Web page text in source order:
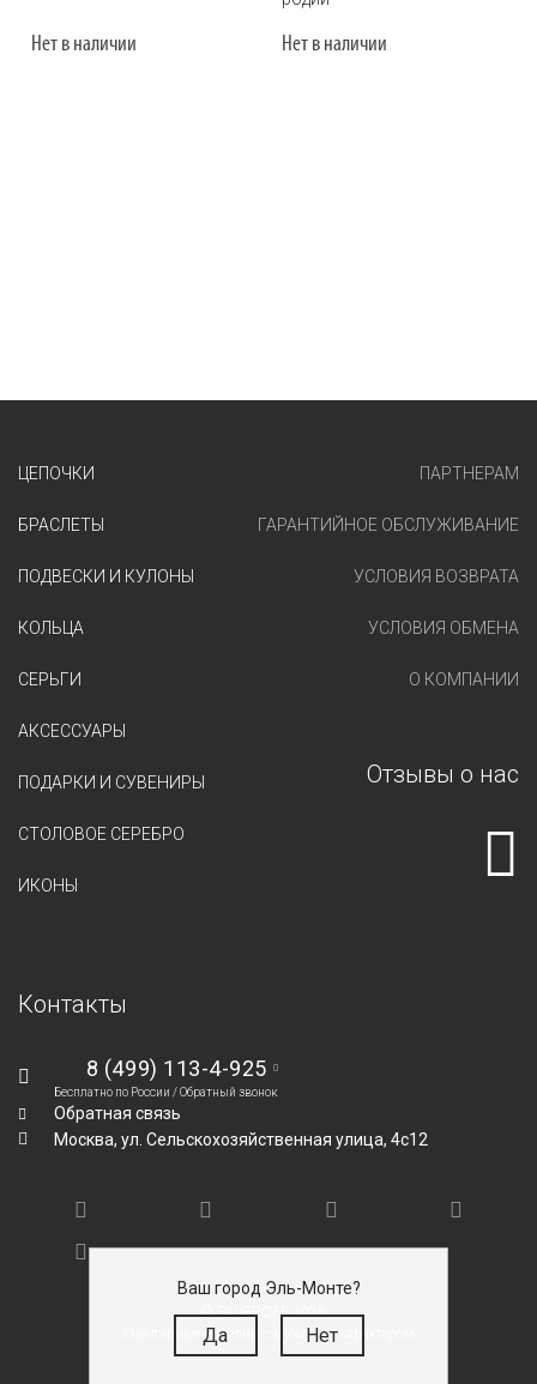
Ваш город Эль-Монте?
Да Нет
Нет в наличии Нет в наличии
ЦЕПОЧКИ
БРАСЛЕТЫ
ПОДВЕСКИ И КУЛОНЫ
КОЛЬЦА
СЕРЬГИ
АКСЕССУАРЫ
ПОДАРКИ И СУВЕНИРЫ
СТОЛОВОЕ СЕРЕБРО
ИКОНЫ
ПАРТНЕРАМ
ГАРАНТИЙНОЕ ОБСЛУЖИВАНИЕ
УСЛОВИЯ ВОЗВРАТА
УСЛОВИЯ ОБМЕНА
О КОМПАНИИ
Отзывы о нас
Контакты
8 (499) 113-4-925
Бесплатно по России /Обратный звонок
Обратная связь
Москва, ул. Сельскохозяйственная улица, 4с12
© SILVEROFF 2026
Ювелирные изделия с мужским характером